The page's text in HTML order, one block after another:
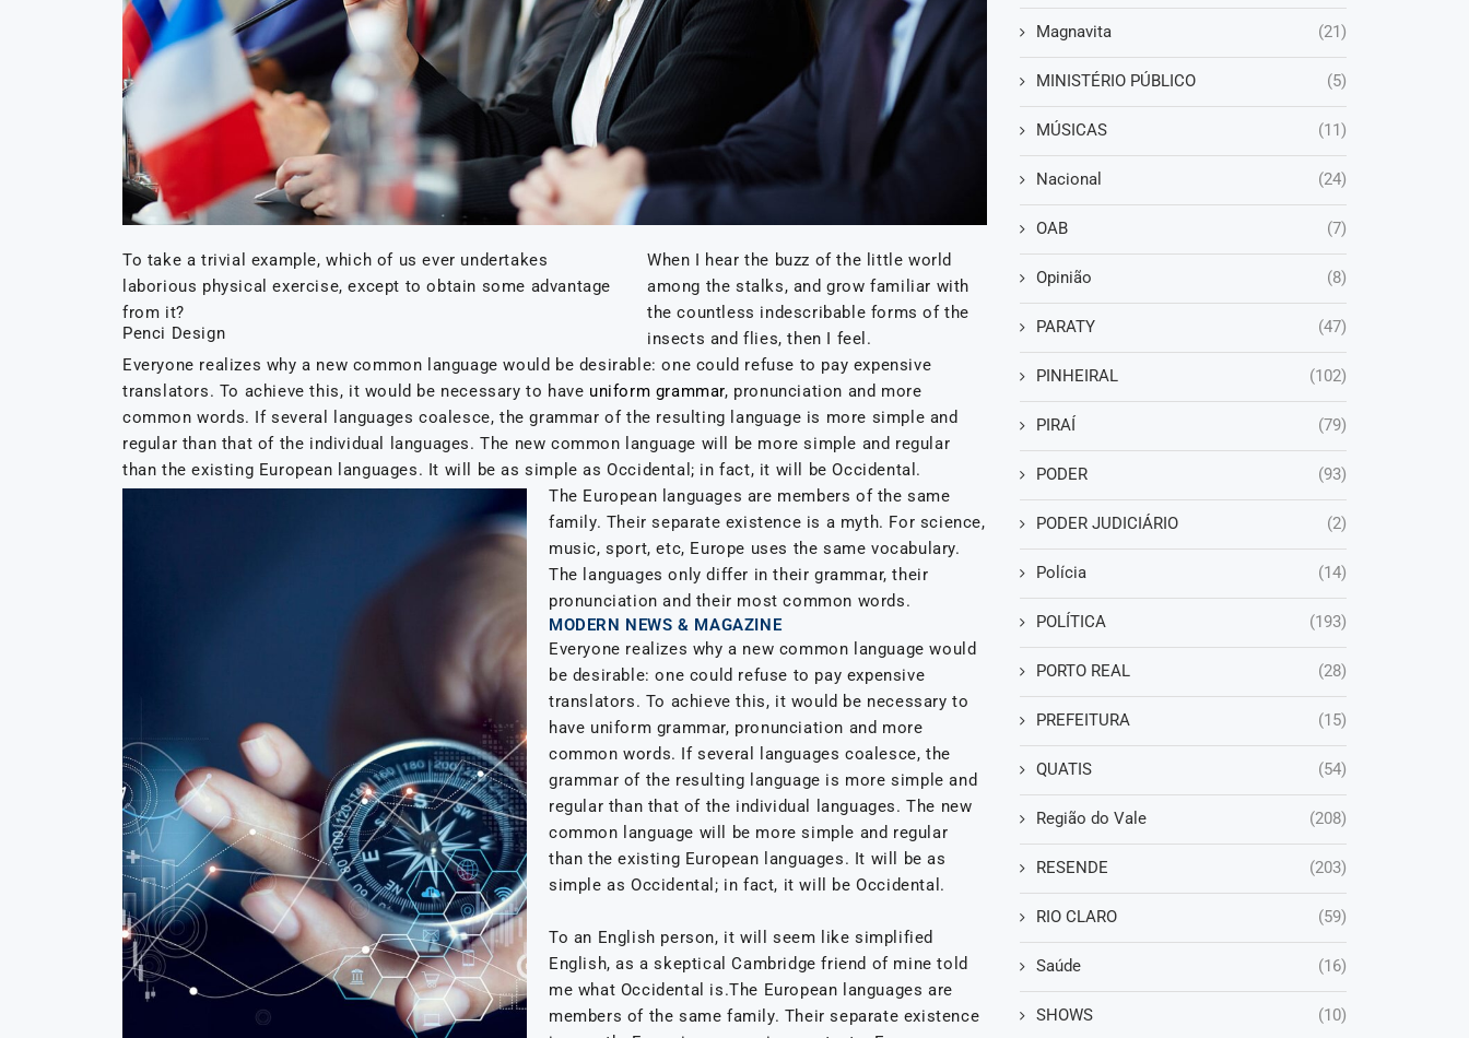
To take a trivial example, which of us ever undertakes
laborious physical exercise, except to obtain some advantage
from it?
Penci Design
When I hear the buzz of the little world
among the stalks, and grow familiar with
the countless indescribable forms of the
insects and flies, then I feel.
Everyone realizes why a new common language would be desirable: one could refuse to pay expensive
translators. To achieve this, it would be necessary to have uniform grammar, pronunciation and more
common words. If several languages coalesce, the grammar of the resulting language is more simple and
regular than that of the individual languages. The new common language will be more simple and regular
than the existing European languages. It will be as simple as Occidental; in fact, it will be Occidental.
The European languages are members of the same
family. Their separate existence is a myth. For science,
music, sport, etc, Europe uses the same vocabulary.
The languages only differ in their grammar, their
pronunciation and their most common words.
MODERN NEWS & MAGAZINE
Everyone realizes why a new common language would
be desirable: one could refuse to pay expensive
translators. To achieve this, it would be necessary to
have uniform grammar, pronunciation and more
common words. If several languages coalesce, the
grammar of the resulting language is more simple and
regular than that of the individual languages. The new
common language will be more simple and regular
than the existing European languages. It will be as
simple as Occidental; in fact, it will be Occidental.
To an English person, it will seem like simplified
English, as a skeptical Cambridge friend of mine told
me what Occidental is.The European languages are
members of the same family. Their separate existence
Magnavita (21)
MINISTÉRIO PÚBLICO (5)
MÚSICAS (11)
Nacional (24)
OAB (7)
Opinião (8)
PARATY (47)
PINHEIRAL (102)
PIRAÍ (79)
PODER (93)
PODER JUDICIÁRIO (2)
Polícia (14)
POLÍTICA (193)
PORTO REAL (28)
PREFEITURA (15)
QUATIS (54)
Região do Vale (208)
RESENDE (203)
RIO CLARO (59)
Saúde (16)
SHOWS (10)